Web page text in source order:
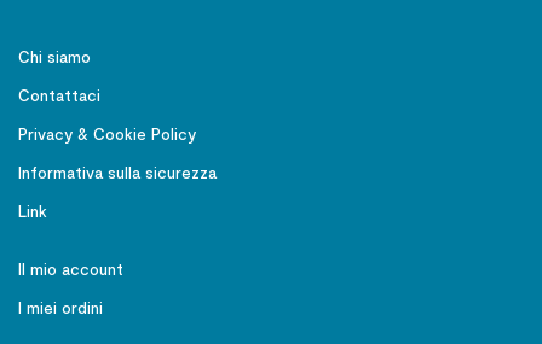
Chi siamo
Contattaci
Privacy & Cookie Policy
Informativa sulla sicurezza
Link
Il mio account
I miei ordini